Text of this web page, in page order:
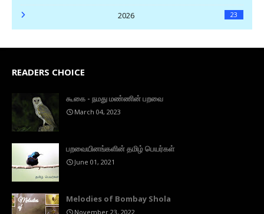
2026 23
READERS CHOICE
கூகை - நமது மண்ணின் பறவை
March 04, 2023
பறவையினங்களின் தமிழ் பெயர்கள்
June 01, 2021
Melodies of Bombay Shola
November 23, 2022